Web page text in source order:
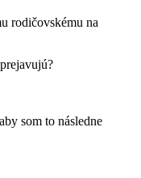
rodičovskému na
?
som to následne